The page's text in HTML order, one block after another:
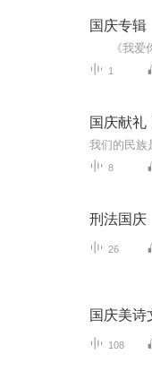
国庆专辑
1
国庆献礼
8
刑法国庆
26
国庆美诗
108